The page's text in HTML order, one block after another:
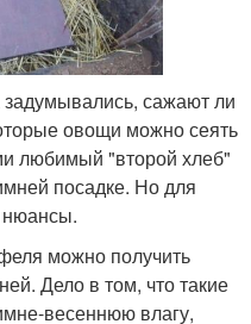
сажают ли
овощи можно сеять
любимый "второй хлеб"
посадке. Но для
нюансы.
можно получить
Дело в том, что такие
весеннюю влагу,